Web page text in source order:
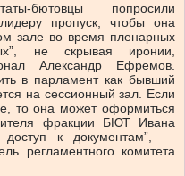
бютовцы попросили
пропуск, чтобы она
зале во время пленарных
не скрывая иронии,
Александр Ефремов.
в парламент как бывший
на сессионный зал. Если
то она может оформиться
фракции БЮТ Ивана
к документам”, —
регламентного комитета